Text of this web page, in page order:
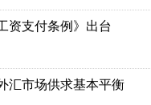
资支付条例》出台
汇市场供求基本平衡